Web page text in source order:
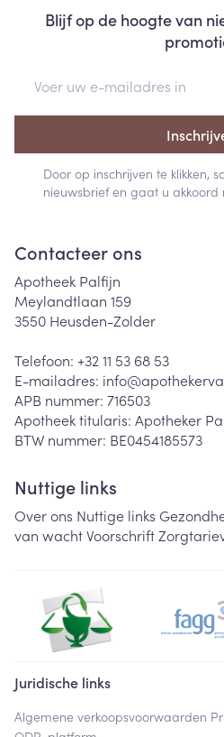
Blijf op de hoogte van
Door op inschrijven te klikken,
nieuwsbrief en gaat u akkoord
Contacteer ons
Apotheek Palfijn
Meylandtlaan 159
3550 Heusden-Zolder
Telefoon: +32 11 53 68 53
E-mailadres: info@
APB nummer: 716503
Apotheek titularis: Apotheker
BTW nummer: BE0454185573
Nuttige links
Over ons Nuttige links
van wachtVoorschrift
Juridische links
Algemene verkoopsvoorwaarden